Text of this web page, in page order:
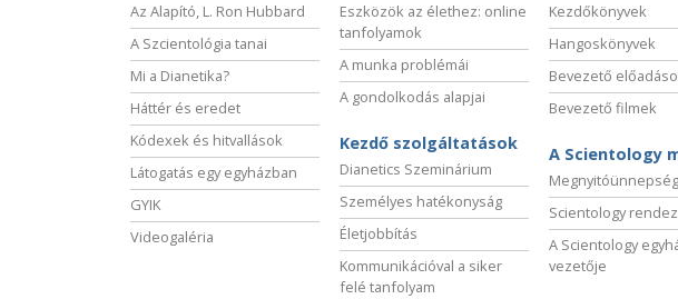
Az Alapító, L. Ron Hubbard
A Szcientológia tanai
Mi a Dianetika?
Háttér és eredet
Kódexek és hitvallások
Látogatás egy egyházban
GYIK
Videogaléria
Eszközök az élethez: online
tanfolyamok
A munka problémái
A gondolkodás alapjai
Kezdő szolgáltatások
Dianetics Szeminárium
Személyes hatékonyság
Életjobbítás
Kommunikációval a siker
felé tanfolyam
Kezdőkönyvek
Hangoskönyvek
Bevezető
Bevezető filmek
A Scientology
Scientology
A Scientology
vezetője